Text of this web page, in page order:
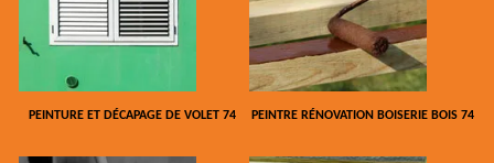
PEINTURE ET DÉCAPAGE DE VOLET 74 PEINTRE RÉNOVATION BOISERIE BOIS 74